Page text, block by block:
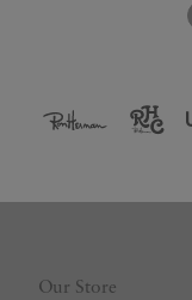
Our Store